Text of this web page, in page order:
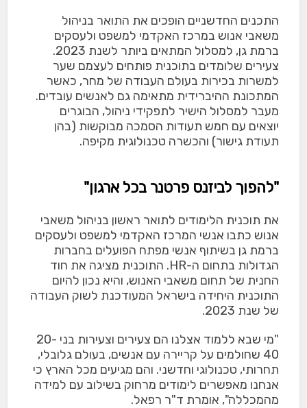
התכנים החדשניים הופכים את התואר בניהול
משאבי אנוש במרכז האקדמי למשפט ולעסקים
ברמת גן, למסלול המתאים ביותר לשנת 2023.
צעירים שלומדים בתוכנית פותחים לעצמם שער
למשרות בכירות בעולם העבודה של מחר, כאשר
המתכונת ההיברידית מתאימה גם לאנשים עובדים.
מעבר למסלול הישיר לתפקידי ניהול, הבוגרים
יוצאים עם חמש תעודות הסמכה מבוקשות (בהן
תעודת גישור) והכשרה טכנולוגית מקיפה.
"להפוך לביזנס פרטנר בכל ארגון"
את תוכנית הלימודים לתואר ראשון בניהול משאבי
אנוש כתבו אנשי המרכז האקדמי למשפט ולעסקים
ברמת גן בשיתוף אנשי מפתח הפועלים בחברות
הגדולות בתחום ה-HR.
התוכנית מציגה את חוד
החנית של תחום משאבי האנוש, והיא נכון להיום
התוכנית היחידה בישראל המעודכנת לשוק העבודה
של שנת 2023.
"מי שבא ללמוד אצלנו הם צעירים וצעירות בני 20-
40 שחולמים על קריירה עם אנשים, בעולם גלובלי,
תחרותי, טכנולוגי וחדשני. והם מגיעים מכל הארץ כי
אנחנו מאפשרים לימודים מרחוק בשילוב עם למידה
מהמכללה", אומרת ד"ר רפאל.